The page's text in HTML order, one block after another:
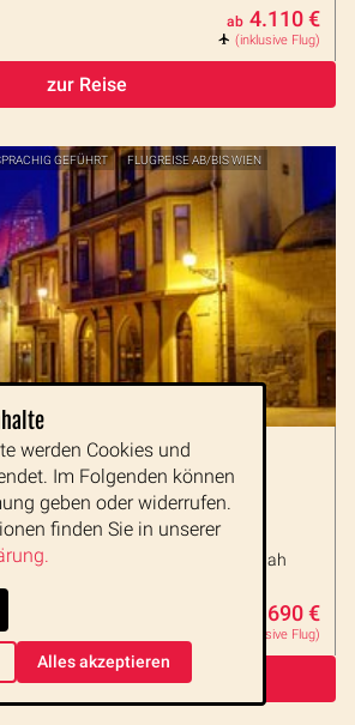
ab 4.110 €
(inklusive Flug)
zur Reise
GEFÜHRT
FLUGREISE AB/BIS WIEN
Kultur und Natur
und historische Städte
und Kunsthandwerk hautnah
1.690 €
(inklusive Flug)
zur Reise
werden Cookies und
Im Folgenden können
geben oder widerrufen.
finden Sie in unserer
Alles akzeptieren